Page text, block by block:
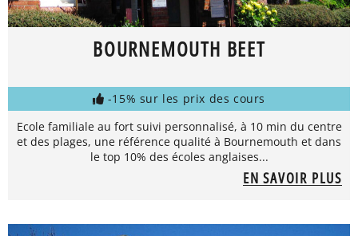
BOURNEMOUTH BEET
-15% sur les prix des cours
Ecole familiale au fort suivi personnalisé, à 10 min du centre
et des plages, une référence qualité à Bournemouth et dans
le top 10% des écoles anglaises...
EN SAVOIR PLUS